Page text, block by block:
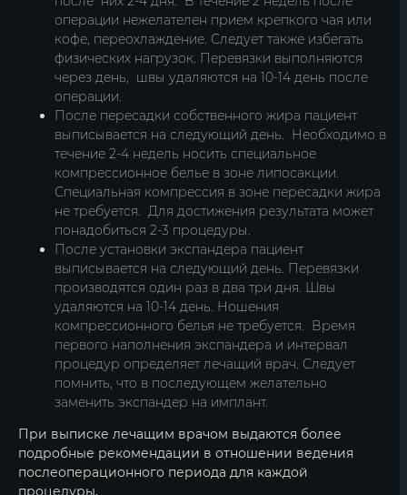
операции нежелателен прием крепкого чая или
кофе, переохлаждение. Следует также избегать
физических нагрузок. Перевязки выполняются
через день, швы удаляются на 10-14 день после
операции.
После пересадки собственного жира пациент
выписывается на следующий день. Необходимо в
течение 2-4 недель носить специальное
компрессионное белье в зоне липосакции.
Специальная компрессия в зоне пересадки жира
не требуется. Для достижения результата может
понадобиться 2-3 процедуры.
После установки экспандера пациент
выписывается на следующий день. Перевязки
производятся один раз в два три дня. Швы
удаляются на 10-14 день. Ношения
компрессионного белья не требуется. Время
первого наполнения экспандера и интервал
процедур определяет лечащий врач. Следует
помнить, что в последующем желательно
заменить экспандер на имплант.
При выписке лечащим врачом выдаются более
подробные рекомендации в отношении ведения
послеоперационного периода для каждой
процедуры.